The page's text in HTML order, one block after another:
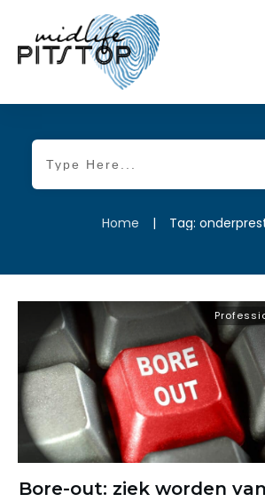
Home | Tag:
Bore-out: ziek worden